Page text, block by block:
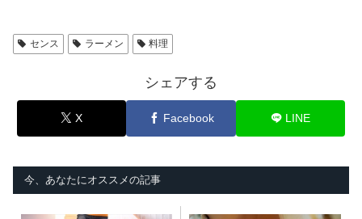
センス ラーメン 料理
シェアする
X Facebook LINE
今、あなたにオススメの記事